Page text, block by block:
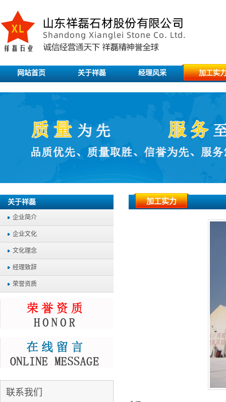
网站首页 关于祥磊 经理风采 加工实
关于祥磊
企业简介
企业文化
文化理念
经理致辞
荣誉资质
联系我们
加工实力